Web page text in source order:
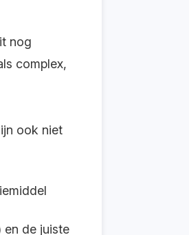
nog
complex,
ook niet
de juiste